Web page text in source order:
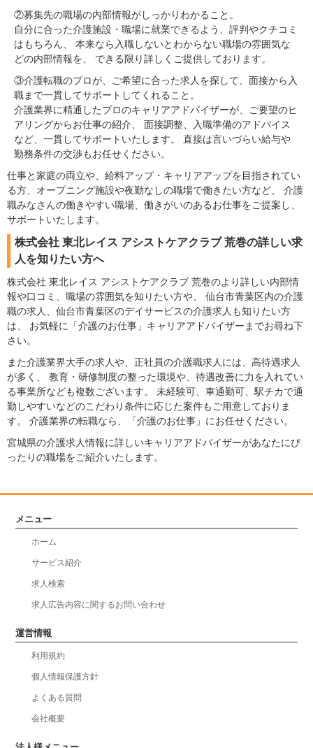
②募集先の職場の内部情報がしっかりわかること。
自分に合った介護施設・職場に就業できるよう、評判やクチコミ
はもちろん、 本来なら入職しないとわからない職場の雰囲気な
どの内部情報を、 できる限り詳しくご提供しております。
③介護転職のプロが、ご希望に合った求人を探して、面接から入
職まで一貫してサポートしてくれること。
介護業界に精通したプロのキャリアアドバイザーが、ご要望のヒ
アリングからお仕事の紹介、 面接調整、入職準備のアドバイス
など、一貫してサポートいたします。 直接は言いづらい給与や
勤務条件の交渉もお任せください。
仕事と家庭の両立や、給料アップ・キャリアアップを目指されてい
る方、オープニング施設や夜勤なしの職場で働きたい方など、 介護
職みなさんの働きやすい職場、働きがいのあるお仕事をご提案し、
サポートいたします。
株式会社 東北レイス アシストケアクラブ 荒巻の詳しい求
人を知りたい方へ
株式会社 東北レイス アシストケアクラブ 荒巻のより詳しい内部情
報や口コミ、職場の雰囲気を知りたい方や、 仙台市青葉区内の介護
職の求人、仙台市青葉区のデイサービスの介護求人も知りたい方
は、 お気軽に「介護のお仕事」キャリアアドバイザーまでお尋ね下
さい。
また介護業界大手の求人や、正社員の介護職求人には、高待遇求人
が多く、 教育・研修制度の整った環境や、待遇改善に力を入れてい
る事業所なども複数ございます。 未経験可、車通勤可、駅チカで通
勤しやすいなどのこだわり条件に応じた案件もご用意しておりま
す。 介護業界の転職なら、「介護のお仕事」にお任せください。
宮城県の介護求人情報に詳しいキャリアアドバイザーがあなたにぴ
ったりの職場をご紹介いたします。
メニュー
ホーム
サービス紹介
求人検索
求人広告内容に関するお問い合わせ
運営情報
利用規約
個人情報保護方針
よくある質問
会社概要